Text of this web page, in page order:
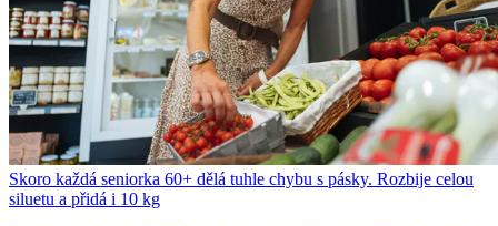
Skoro každá seniorka 60+ dělá tuhle chybu s pásky. Rozbije celou
siluetu a přidá i 10 kg